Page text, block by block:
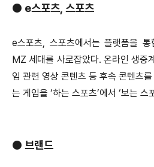
● e스포츠, 스포츠
e스포츠, 스포츠에서는 플랫폼을
MZ 세대를 사로잡았다. 온라인 생중
임 관련 영상 콘텐츠 등 후속 콘텐츠
는 게임을 ‘하는 스포츠’에서 ‘보는 스
● 브랜드